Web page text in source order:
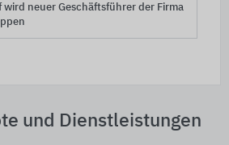
wird neuer Geschäftsführer der Firma
und Dienstleistungen